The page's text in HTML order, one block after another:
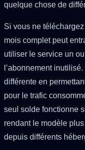
quelque chose de
Si vous ne
mois complet peut
utiliser le service un
l’abonnement
différente en
pour le trafic
seul solde fonctionne
rendant le modèle
depuis différents